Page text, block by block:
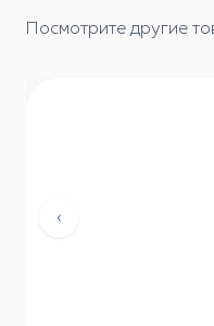
Посмотрите другие
‹